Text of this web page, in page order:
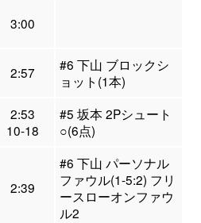
3:00
2:57
#6 下山 ブロックシ
ョット(1本)
2:53
10-18
#5 坂本 2Pシュート
○(6点)
2:39
#6 下山 パーソナル
ファウル(1-5:2) フリ
ースローオンファウ
ル2